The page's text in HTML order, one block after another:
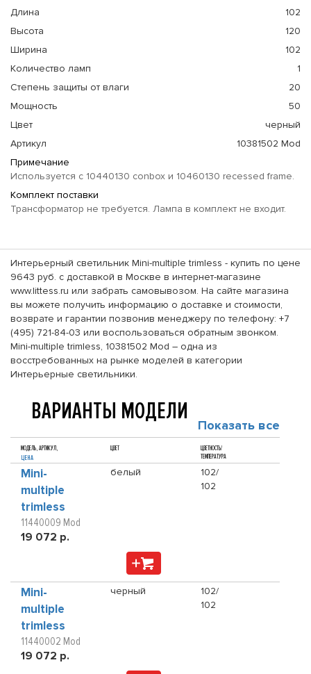
Длина
102
Высота
120
Ширина
102
Количество ламп
1
Степень защиты от влаги
20
Мощность
50
Цвет
черный
Артикул
10381502 Mod
Примечание
Используется с 10440130 conbox и 10460130 recessed frame.
Комплект поставки
Трансформатор не требуется. Лампа в комплект не входит.
Интерьерный светильник Mini-multiple trimless - купить по цене
9643 руб. с доставкой в Москве в интернет-магазине
www.littess.ru или забрать самовывозом. На сайте магазина
вы можете получить информацию о доставке и стоимости,
возврате и гарантии позвонив менеджеру по телефону: +7
(495) 721-84-03 или воспользоваться обратным звонком.
Mini-multiple trimless, 10381502 Mod – одна из
восстребованных на рынке моделей в категории
Интерьерные светильники.
ВАРИАНТЫ МОДЕЛИ Показать все
МОДЕЛЬ, АРТИКУЛ,
ЦЕНА
ЦВЕТ
ЦВЕТНОСТЬ/
ТЕМПЕРАТУРА
Mini-
multiple
trimless
11440009 Mod
19 072 р.
белый
102/
102
Mini-
multiple
trimless
11440002 Mod
19 072 р.
черный
102/
102